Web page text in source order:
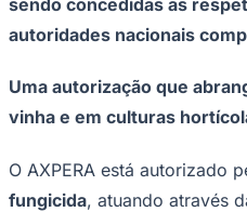
Panorama Econômico
Para Sua Empresa
Anuncie no Portal
Anunciar VagasNovo
Publicidade Legal
autoridades nacionais
Uma autorização que
vinha e em culturas
O AXPERA está autorizado
fungicida, atuando através